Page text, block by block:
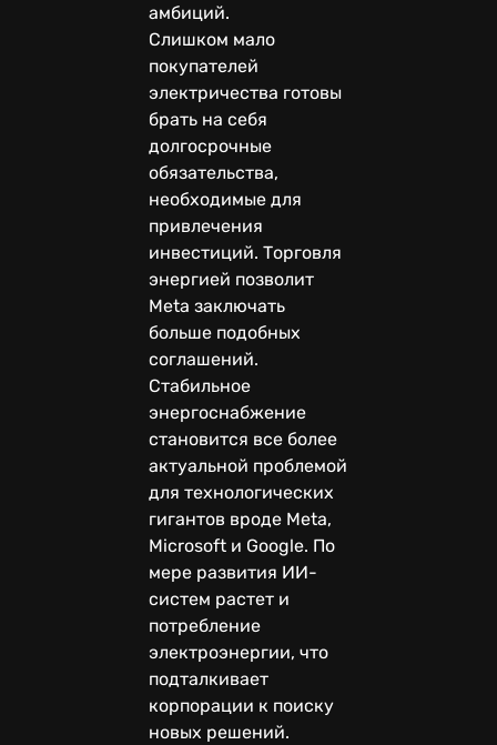
амбиций.
Слишком мало
покупателей
электричества готовы
брать на себя
долгосрочные
обязательства,
необходимые для
привлечения
инвестиций. Торговля
энергией позволит
Meta заключать
больше подобных
соглашений.
Стабильное
энергоснабжение
становится все более
актуальной проблемой
для технологических
гигантов вроде Meta,
Microsoft и Google. По
мере развития ИИ-
систем растет и
потребление
электроэнергии, что
подталкивает
корпорации к поиску
новых решений.